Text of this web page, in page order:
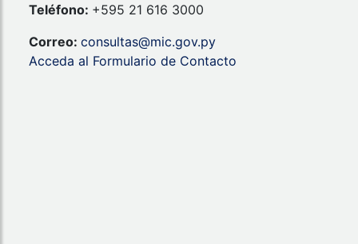
Teléfono: +595 21 616 3000
Correo: consultas@mic.gov.py
Acceda al Formulario de Contacto